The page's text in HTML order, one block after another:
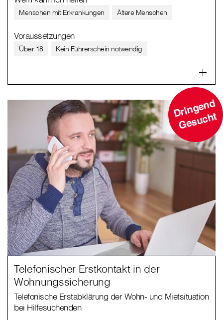
Menschen mit Erkrankungen Ältere Menschen
Voraussetzungen
Über 18 Kein Führerschein notwendig
D
ri
n
g
e
n
d
G
e
s
u
c
ht
Telefonischer Erstkontakt in der
Wohnungssicherung
Telefonische Erstabklärung der Wohn- und Mietsituation
bei Hilfesuchenden